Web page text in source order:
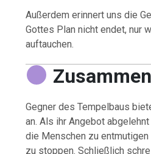
Außerdem erinnert uns die
Gottes Plan nicht endet, nur
auftauchen.
Gegner des Tempelbaus
an. Als ihr Angebot
die Menschen zu entmutigen
zu stoppen. Schließlich